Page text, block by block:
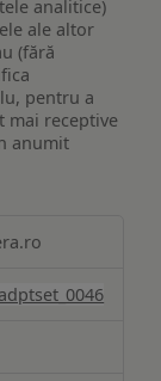
analitice)
ale altor
(fără
pentru a
mai receptive
anumit
adptset_0046